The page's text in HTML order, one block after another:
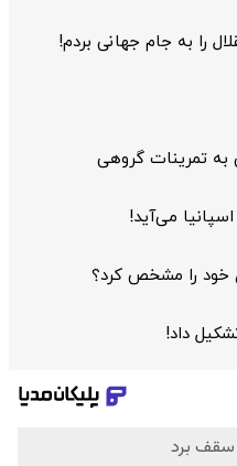
را به جام جهانی بردم!
تمرینات گروهی
می‌آید!
خود را مشخص کرد؟
داد!